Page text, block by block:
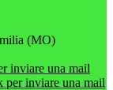
(MO)
inviare una mail
per inviare una mail